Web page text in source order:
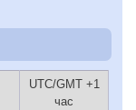
UTC/GMT +1
час